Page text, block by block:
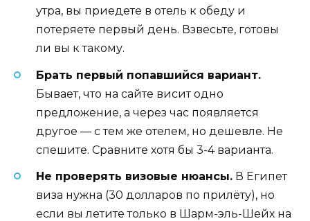
утра, вы приедете в отель к обеду и
потеряете первый день. Взвесьте, готовы
ли вы к такому.
Брать первый попавшийся вариант.
Бывает, что на сайте висит одно
предложение, а через час появляется
другое — с тем же отелем, но дешевле. Не
спешите. Сравните хотя бы 3-4 варианта.
Не проверять визовые нюансы. В Египет
виза нужна (30 долларов по прилёту), но
если вы летите только в Шарм-эль-Шейх на